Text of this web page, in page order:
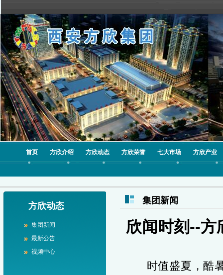
首页 方欣介绍 方欣动态 方欣荣誉 七大市场 方欣产业
方欣动态
集团新闻
最新公告
视频中心
集团新闻
欣闻时刻--方
时值盛夏，酷暑